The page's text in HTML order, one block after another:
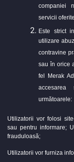
companiei
servicii
Este strict
utilizare
contravine
sau în orice
fel Merak
următoarele:
Utilizatorii vor folosi
sau pentru informare;
frauduloasă;
Utilizatorii vor furniza